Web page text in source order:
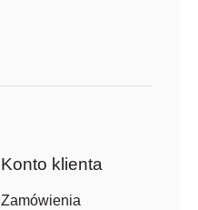
Konto klienta
Zamówienia